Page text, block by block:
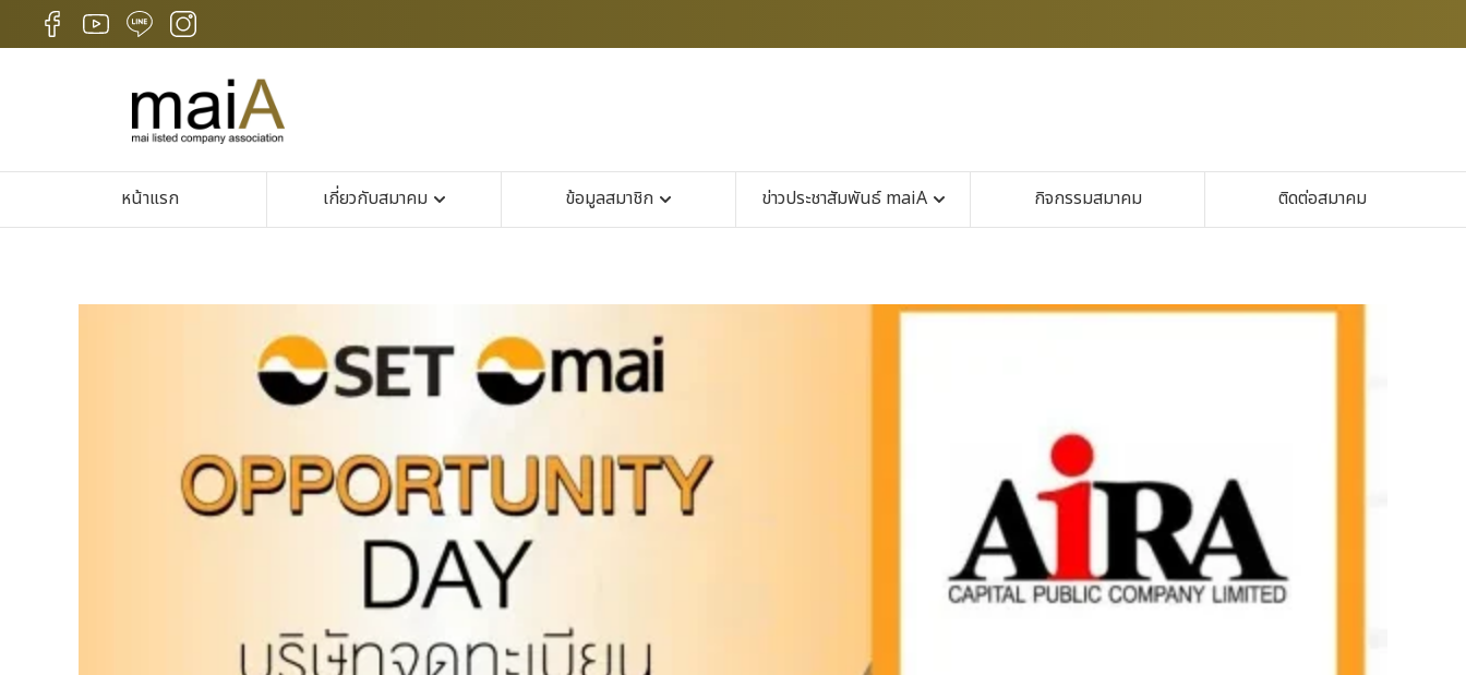
หน้าแรก เกี่ยวกับสมาคม ข้อมูลสมาชิก ข่าวประชาสัมพันธ์ maiA กิจกรรมสมาคม ติดต่อสมาคม